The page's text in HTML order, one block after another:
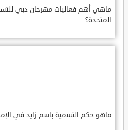
ماهي أهم فعاليات مهرجان دبي
المتحدة؟
ماهو حكم التسمية باسم زايد في